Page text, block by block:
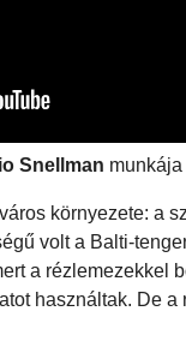
Snellman munkája
környezete: a
volt a Balti-
a rézlemezekkel
használtak. De